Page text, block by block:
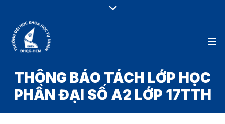
THÔNG BÁO TÁCH LỚP HỌC
PHẦN ĐẠI SỐ A2 LỚP 17TTH